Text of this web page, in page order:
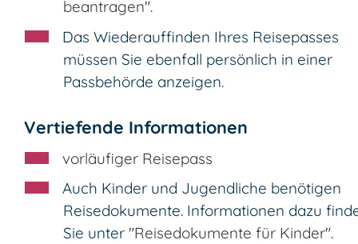
beantragen".
Das Wiederauffinden Ihres Reisepasses
müssen Sie ebenfall persönlich in einer
Passbehörde anzeigen.
Vertiefende Informationen
vorläufiger Reisepass
Auch Kinder und Jugendliche benötigen
Reisedokumente. Informationen dazu
Sie unter "Reisedokumente für Kinder".